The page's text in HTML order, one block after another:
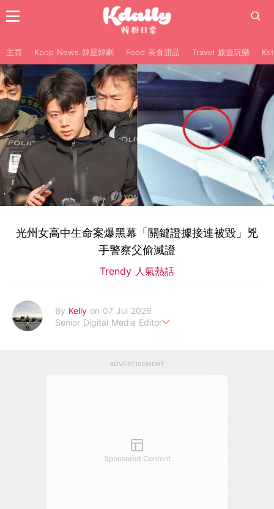
主頁 Kpop News 韓星韓劇 Food 美食甜品 Travel 旅遊玩樂
光州女高中生命案爆黑幕「關鍵證據接連被毀」兇
手警察父偷滅證
Trendy 人氣熱話
By Kelly on 07 Jul 2026
Senior Digital Media Editor
ADVERTISEMENT
Sponsored Content